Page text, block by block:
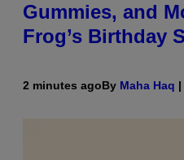
Gummies, and
Frog’s Birthday
2 minutes agoBy Maha Haq